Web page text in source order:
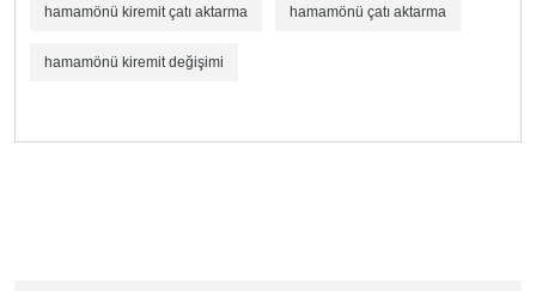
hamamönü kiremit çatı aktarma hamamönü çatı aktarma
hamamönü kiremit değişimi